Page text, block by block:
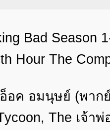
Bad Season
Hour The
อค อมนุษย์ (พาก
The เจ้า